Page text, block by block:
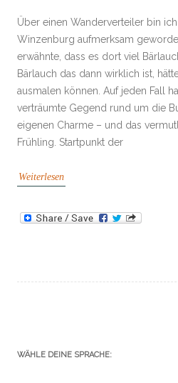
Über einen Wanderverteiler bin
Winzenburg aufmerksam
erwähnte, dass es dort viel
Bärlauch das dann wirklich ist,
ausmalen können. Auf jeden Fall
verträumte Gegend rund um die
eigenen Charme – und das
Frühling. Startpunkt der
Weiterlesen
WÄHLE DEINE SPRACHE: